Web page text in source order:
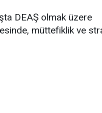
DEAŞ olmak üzere
müttefiklik ve